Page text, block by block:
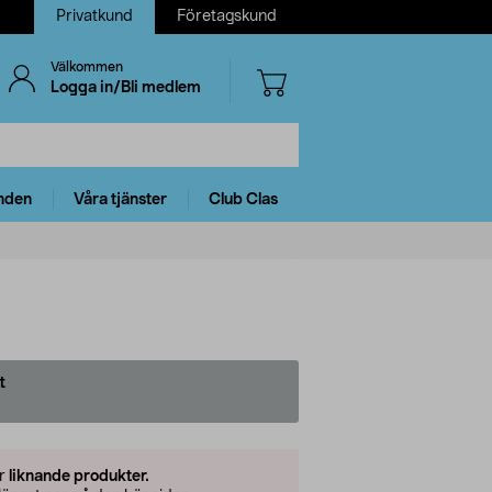
Privatkund Företagskund
Välkommen
Logga in/Bli medlem
Våra tjänster Club Clas
liknande produkter.